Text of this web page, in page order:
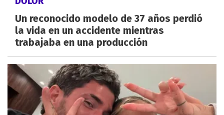
Un reconocido modelo de 37 años perdió
la vida en un accidente mientras
trabajaba en una producción